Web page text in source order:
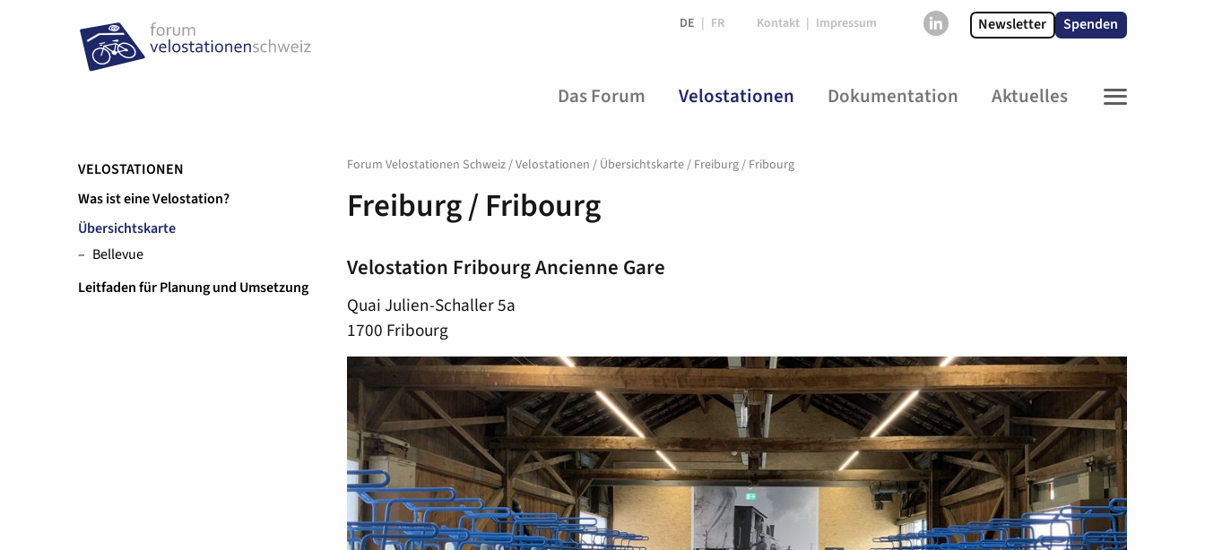
DE FR Kontakt Impressum Newsletter Spenden
Das Forum Velostationen Dokumentation Aktuelles MENU
VELOSTATIONEN
Was ist eine Velostation?
Übersichtskarte
Bellevue
Leitfaden für Planung und Umsetzung
Forum Velostationen Schweiz/Velostationen / Übersichtskarte/ Freiburg / Fribourg
Freiburg / Fribourg
Velostation Fribourg Ancienne Gare
Quai Julien-Schaller 5a
1700 Fribourg